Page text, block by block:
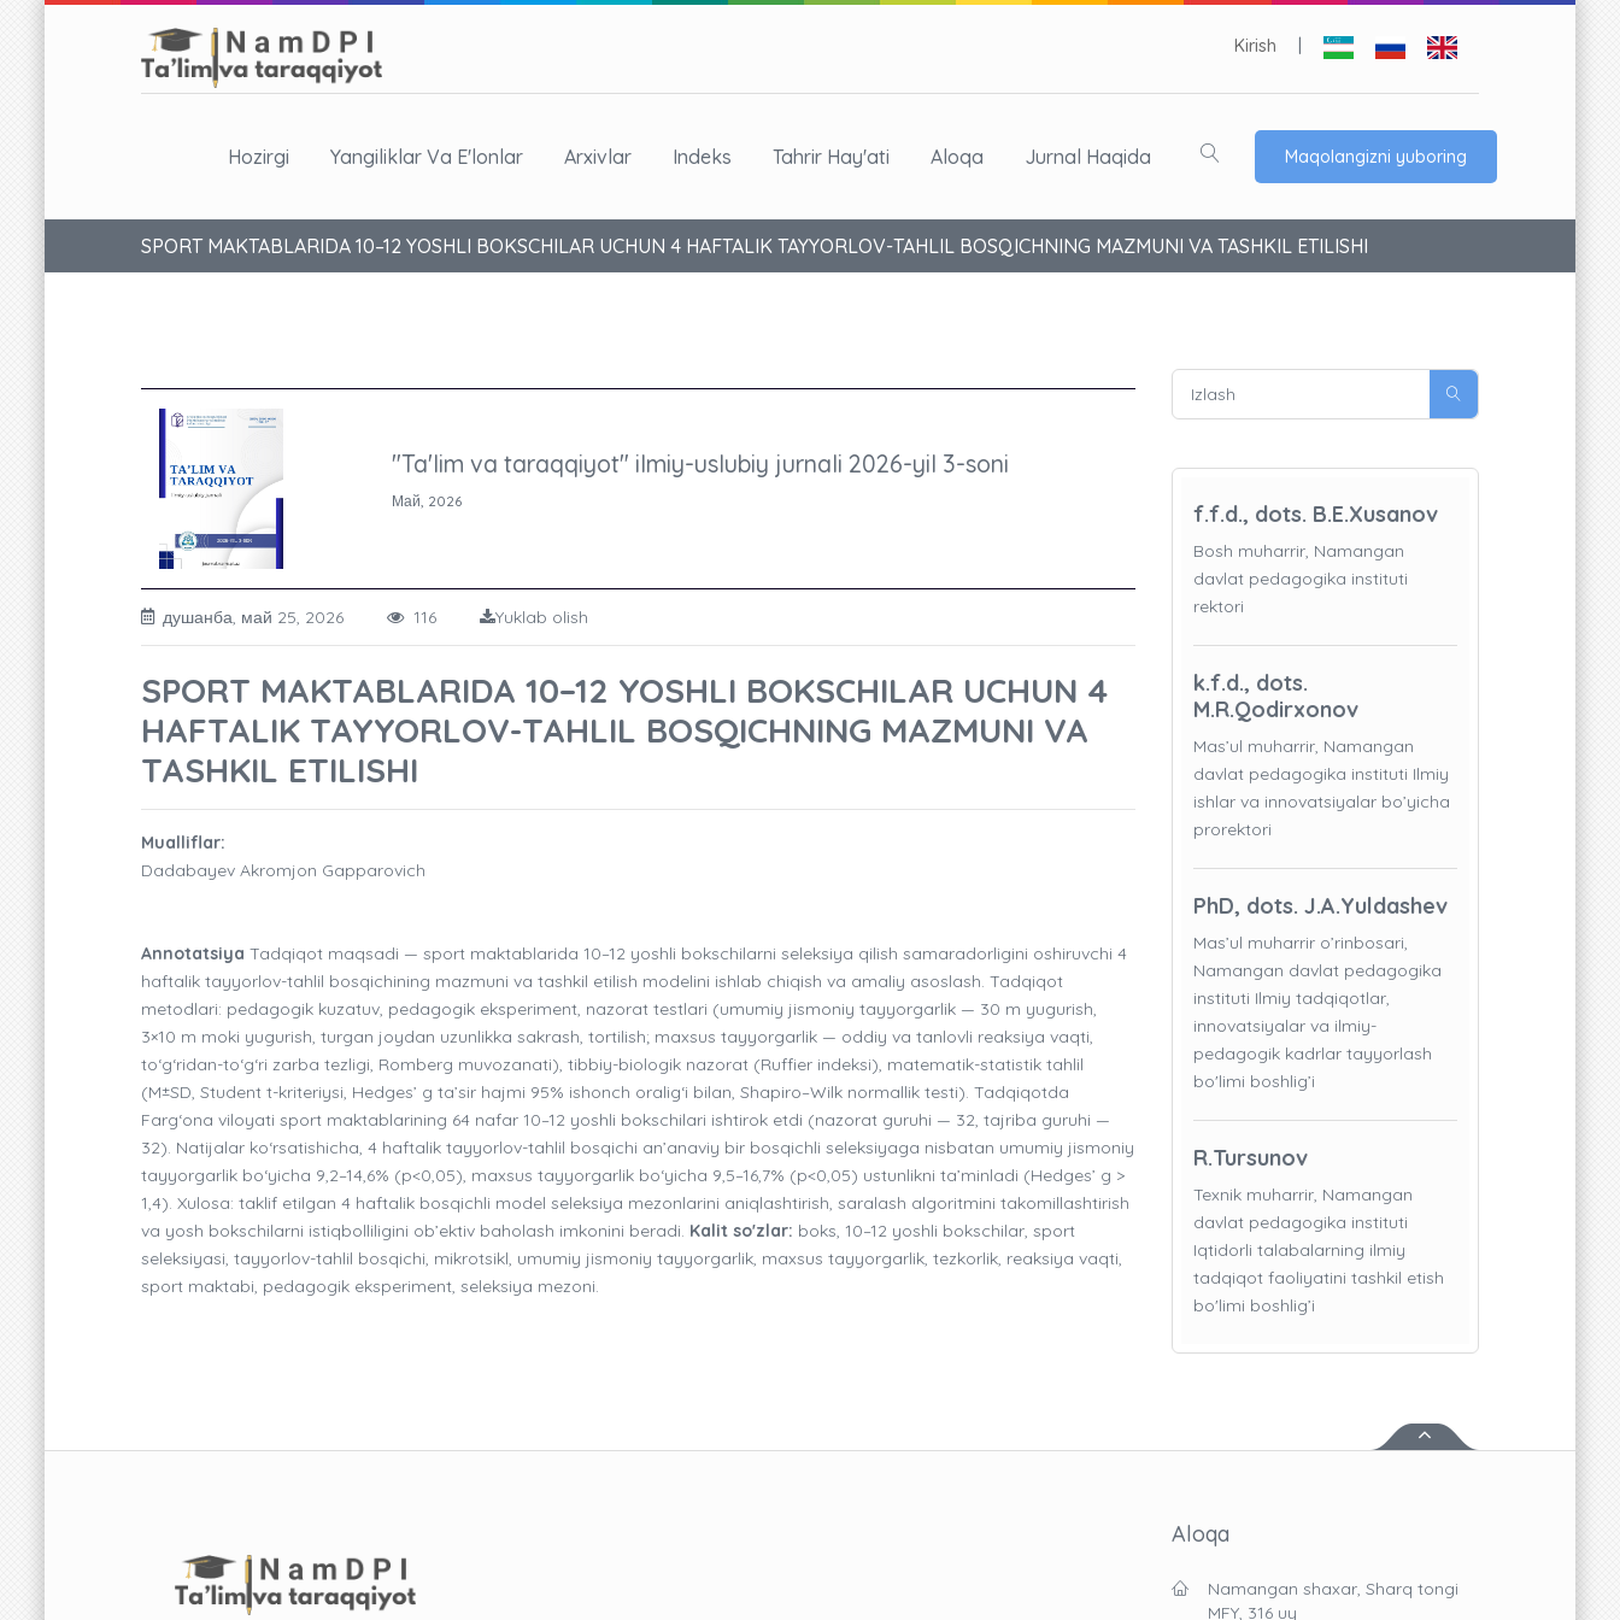
Kirish
Hozirgi Yangiliklar Va E'lonlar Arxivlar Indeks Tahrir Hay'ati Aloqa Jurnal Haqida Maqolangizni yuboring
SPORT MAKTABLARIDA 10–12 YOSHLI BOKSCHILAR UCHUN 4 HAFTALIK TAYYORLOV-TAHLIL BOSQICHNING MAZMUNI VA TASHKIL ETILISHI
"Ta'lim va taraqqiyot" ilmiy-uslubiy jurnali 2026-yil 3-soni
Май, 2026
душанба, май 25, 2026 116 Yuklab olish
SPORT MAKTABLARIDA 10–12 YOSHLI BOKSCHILAR UCHUN 4
HAFTALIK TAYYORLOV-TAHLIL BOSQICHNING MAZMUNI VA
TASHKIL ETILISHI
Mualliflar:
Dadabayev Akromjon Gapparovich
Annotatsiya Tadqiqot maqsadi — sport maktablarida 10–12 yoshli bokschilarni seleksiya qilish samaradorligini oshiruvchi 4
haftalik tayyorlov-tahlil bosqichining mazmuni va tashkil etilish modelini ishlab chiqish va amaliy asoslash. Tadqiqot
metodlari: pedagogik kuzatuv, pedagogik eksperiment, nazorat testlari (umumiy jismoniy tayyorgarlik — 30 m yugurish,
3×10 m moki yugurish, turgan joydan uzunlikka sakrash, tortilish; maxsus tayyorgarlik — oddiy va tanlovli reaksiya vaqti,
to‘g‘ridan-to‘g‘ri zarba tezligi, Romberg muvozanati), tibbiy-biologik nazorat (Ruffier indeksi), matematik-statistik tahlil
(M±SD, Student t-kriteriysi, Hedges’ g ta’sir hajmi 95% ishonch oralig‘i bilan, Shapiro–Wilk normallik testi). Tadqiqotda
Farg‘ona viloyati sport maktablarining 64 nafar 10–12 yoshli bokschilari ishtirok etdi (nazorat guruhi — 32, tajriba guruhi —
32). Natijalar ko‘rsatishicha, 4 haftalik tayyorlov-tahlil bosqichi an’anaviy bir bosqichli seleksiyaga nisbatan umumiy jismoniy
tayyorgarlik bo‘yicha 9,2–14,6% (p<0,05), maxsus tayyorgarlik bo‘yicha 9,5–16,7% (p<0,05) ustunlikni ta’minladi (Hedges’ g >
1,4). Xulosa: taklif etilgan 4 haftalik bosqichli model seleksiya mezonlarini aniqlashtirish, saralash algoritmini takomillashtirish
va yosh bokschilarni istiqbolliligini ob’ektiv baholash imkonini beradi. Kalit so'zlar: boks, 10–12 yoshli bokschilar, sport
seleksiyasi, tayyorlov-tahlil bosqichi, mikrotsikl, umumiy jismoniy tayyorgarlik, maxsus tayyorgarlik, tezkorlik, reaksiya vaqti,
sport maktabi, pedagogik eksperiment, seleksiya mezoni.
f.f.d., dots. B.E.Xusanov
Bosh muharrir, Namangan
davlat pedagogika instituti
rektori
k.f.d., dots.
M.R.Qodirxonov
Mas’ul muharrir, Namangan
davlat pedagogika instituti Ilmiy
ishlar va innovatsiyalar bo’yicha
prorektori
PhD, dots. J.A.Yuldashev
Mas’ul muharrir o’rinbosari,
Namangan davlat pedagogika
instituti Ilmiy tadqiqotlar,
innovatsiyalar va ilmiy-
pedagogik kadrlar tayyorlash
bo'limi boshlig’i
R.Tursunov
Texnik muharrir, Namangan
davlat pedagogika instituti
Iqtidorli talabalarning ilmiy
tadqiqot faoliyatini tashkil etish
bo'limi boshlig’i
Aloqa
Namangan shaxar, Sharq tongi
MFY, 316 uy